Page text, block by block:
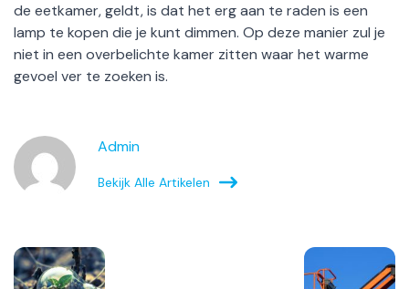
de eetkamer, geldt, is dat het erg aan te raden is een
lamp te kopen die je kunt dimmen. Op deze manier zul je
niet in een overbelichte kamer zitten waar het warme
gevoel ver te zoeken is.
Admin
Bekijk Alle Artikelen